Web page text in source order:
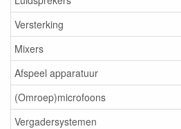
Versterking
Mixers
Afspeel apparatuur
(Omroep)microfoons
Vergadersystemen